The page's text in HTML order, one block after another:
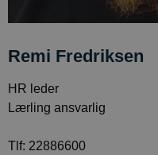
Remi Fredriksen
HR leder
Lærling ansvarlig
Tlf: 22886600